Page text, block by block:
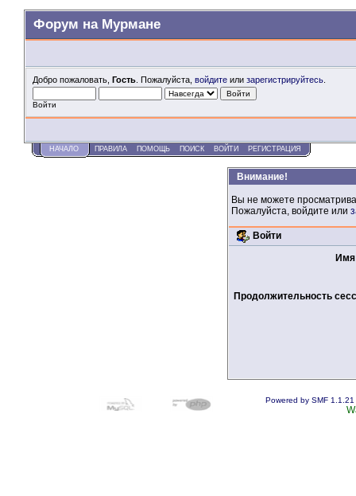
Форум на Мурмане
Добро пожаловать, Гость . Пожалуйста, войдите или зарегистрируйтесь
Войти
НАЧАЛО ПРАВИЛА ПОМОЩЬ ПОИСК ВОЙТИ РЕГИСТРАЦИЯ
Внимание!
Вы не можете
Пожалуйста, войдите или
Войти
Имя
Продолжительность
Powered by SMF 1.1.21